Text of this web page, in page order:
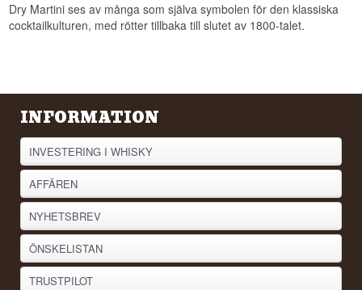
Dry Martini ses av många som själva symbolen för den klassiska
cocktailkulturen, med rötter tillbaka till slutet av 1800-talet.
INFORMATION
INVESTERING I WHISKY
AFFÄREN
NYHETSBREV
ÖNSKELISTAN
TRUSTPILOT